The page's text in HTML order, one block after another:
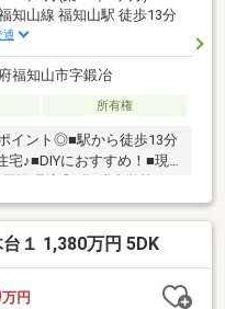
福知山線 福知山駅 徒歩13分
通
福知山市字鍛冶
所有権
イント◎■駅から徒歩13分
宅♪■DIYにおすすめ！■現
知山市役所：徒歩約5分
フ不動産◆当日の内覧・
でも各種ご相談を承って
フォーム』『新築』など
』におまかせ下さい！
１ 1,380万円 5DK
万円